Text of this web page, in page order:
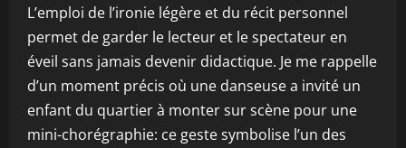
L’emploi de l’ironie légère et du récit personnel
permet de garder le lecteur et le spectateur en
éveil sans jamais devenir didactique. Je me rappelle
d’un moment précis où une danseuse a invité un
enfant du quartier à monter sur scène pour une
mini-chorégraphie: ce geste symbolise l’un des